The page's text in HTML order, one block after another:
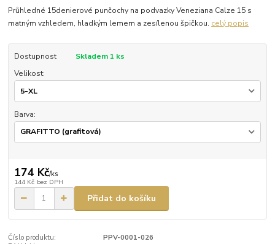
Průhledné 15denierové punčochy na podvazky Veneziana Calze 15 s
matným vzhledem, hladkým lemem a zesílenou špičkou. celý popis
Dostupnost
Skladem 1 ks
Velikost:
Barva:
174 Kč/ks
144 Kč bez DPH
Přidat do košíku
Číslo produktu:
PPV-0001-026